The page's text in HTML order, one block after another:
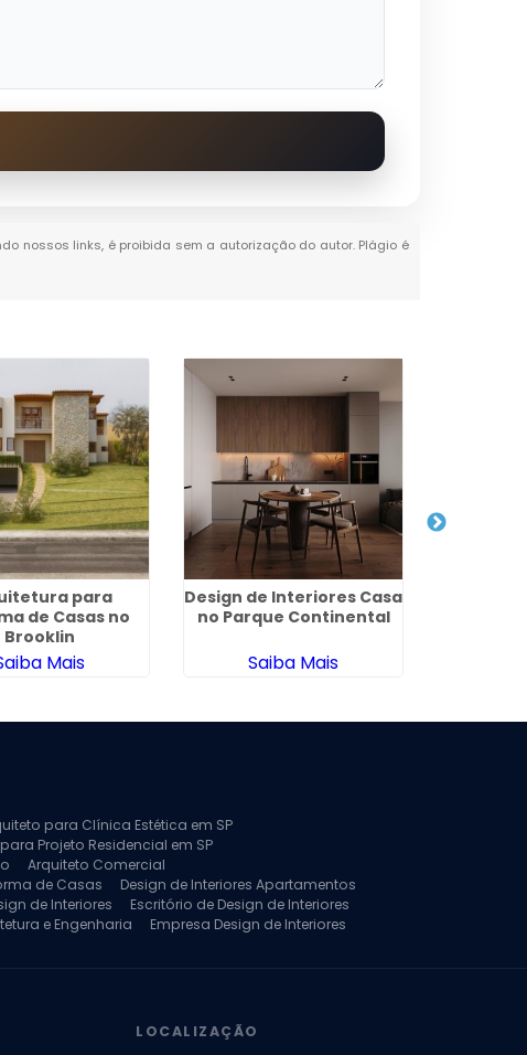
nossos links, é proibida sem a autorização do autor. Plágio é
para
de Casas no
Brooklin
Mais
Design de Interiores Casa
no Parque Continental
Saiba Mais
para Clínica Estética em SP
Projeto Residencial em SP
Arquiteto Comercial
de Casas
Design de Interiores Apartamentos
de Interiores
Escritório de Design de Interiores
e Engenharia
Empresa Design de Interiores
LOCALIZAÇÃO